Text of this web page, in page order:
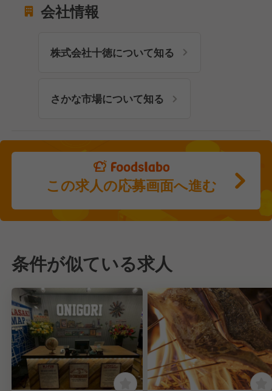
会社情報
株式会社十徳について知る
さかな市場について知る
この求人の応募画面へ進む
条件が似ている求人